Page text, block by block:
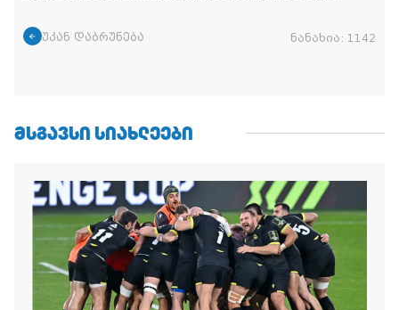
უკან დაბრუნება ნანახია: 1142
ᲛᲡᲒᲐᲕᲡᲘ ᲡᲘᲐᲮᲚᲔᲔᲑᲘ